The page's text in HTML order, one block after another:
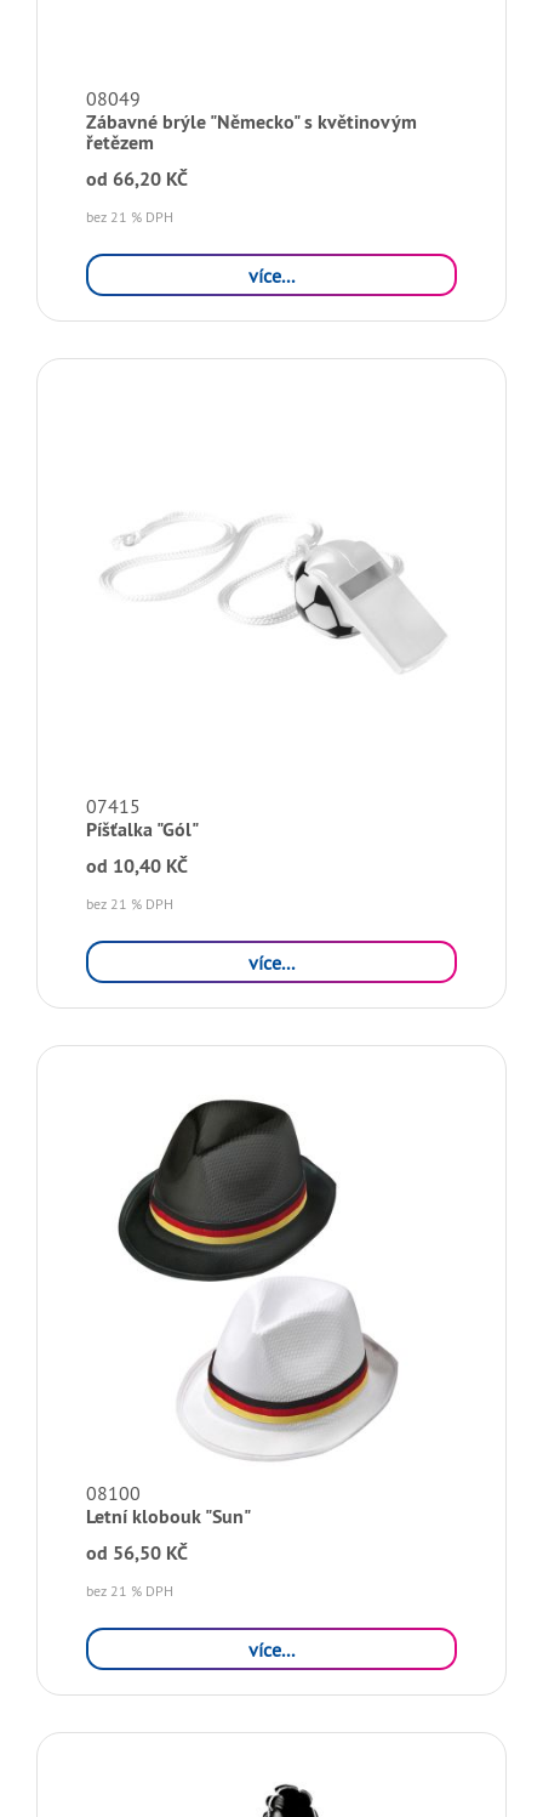
08049
Zábavné brýle "Německo" s květinovým
řetězem
od 66,20 KČ
bez 21 % DPH
více...
07415
Píšťalka "Gól"
od 10,40 KČ
bez 21 % DPH
více...
08100
Letní klobouk "Sun"
od 56,50 KČ
bez 21 % DPH
více...